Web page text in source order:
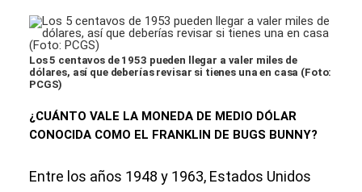
Los 5 centavos de 1953 pueden llegar a valer miles de
dólares, así que deberías revisar si tienes una en casa (Foto:
PCGS)
¿CUÁNTO VALE LA MONEDA DE MEDIO DÓLAR
CONOCIDA COMO EL FRANKLIN DE BUGS BUNNY?
Entre los años 1948 y 1963, Estados Unidos